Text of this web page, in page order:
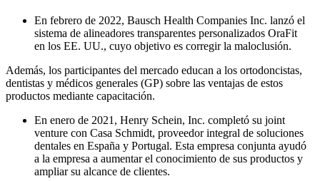
En febrero de 2022, Bausch Health Companies Inc. lanzó el
sistema de alineadores transparentes personalizados OraFit
en los EE. UU., cuyo objetivo es corregir la maloclusión.
Además, los participantes del mercado educan a los ortodoncistas,
dentistas y médicos generales (GP) sobre las ventajas de estos
productos mediante capacitación.
En enero de 2021, Henry Schein, Inc. completó su joint
venture con Casa Schmidt, proveedor integral de soluciones
dentales en España y Portugal. Esta empresa conjunta ayudó
a la empresa a aumentar el conocimiento de sus productos y
ampliar su alcance de clientes.